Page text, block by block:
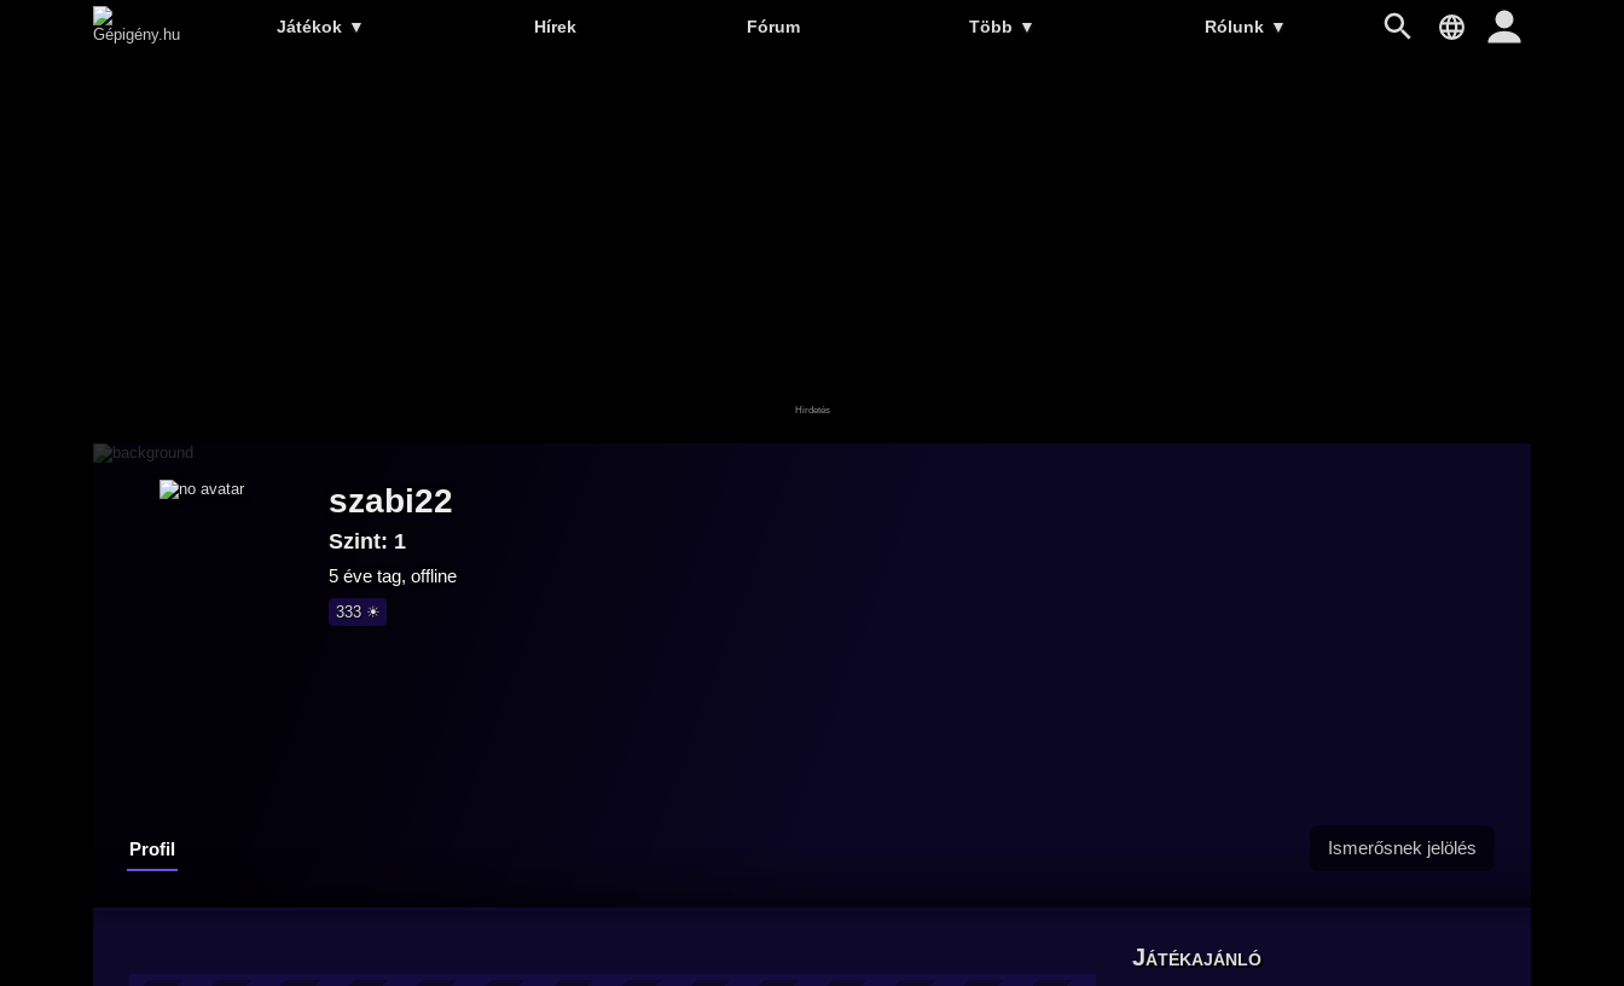
Játékok ▼ Hírek Fórum Több ▼ Rólunk ▼
szabi22
Szint: 1
5 éve tag, offline
333 ☀
Profil Ismerősnek jelölés
Játékajánló